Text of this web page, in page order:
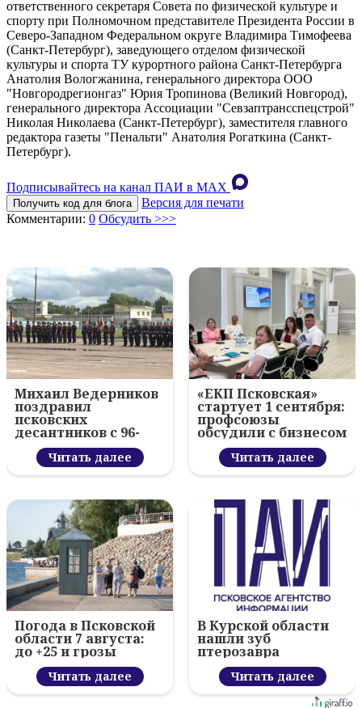
ответственного секретаря Совета по физической культуре и
спорту при Полномочном представителе Президента России в
Северо-Западном Федеральном округе Владимира Тимофеева
(Санкт-Петербург), заведующего отделом физической
культуры и спорта ТУ курортного района Санкт-Петербурга
Анатолия Вологжанина, генерального директора ООО
"Новгородрегионгаз" Юрия Тропинова (Великий Новгород),
генерального директора Ассоциации "Севзаптрансспецстрой"
Николая Николаева (Санкт-Петербург), заместителя главного
редактора газеты "Пенальти" Анатолия Рогаткина (Санкт-
Петербург).
Подписывайтесь на канал ПАИ в MAХ
Получить код для блога
Версия для печати
Комментарии: 0 Обсудить >>>
Михаил Ведерников
поздравил
псковских
десантников с 96-
летием ВДВ и
вручил награды
Читать далее
«ЕКП Псковская»
стартует 1 сентября:
профсоюзы
обсудили с бизнесом
новый цифровой
проектЧитать далее
Погода в Псковской
области 7 августа:
до +25 и грозы
Читать далее
В Курской области
нашли зуб
птерозавра
Читать далее